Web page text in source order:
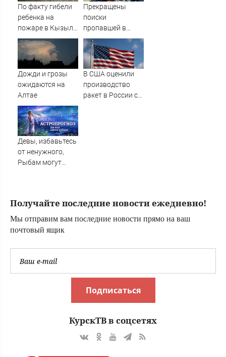
По факту гибели
ребенка на
пожаре в Кызыл-
Таше возбуждено
уголовное дело
Прекращены
поиски
пропавшей в
Твери женщины
Дожди и грозы
ожидаются на
Алтае
В США оценили
производство
ракет в России с
Девы, избавьтесь
от ненужного,
Рыбам могут
быть лидером в
Получайте последние новости ежедневно!
Мы отправим вам последние новости прямо на ваш
почтовый ящик
Подписаться
КурскТВ в соцсетях